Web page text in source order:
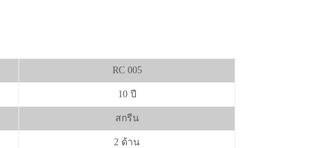
RC 005
10 ปี
สกรีน
2 ด้าน